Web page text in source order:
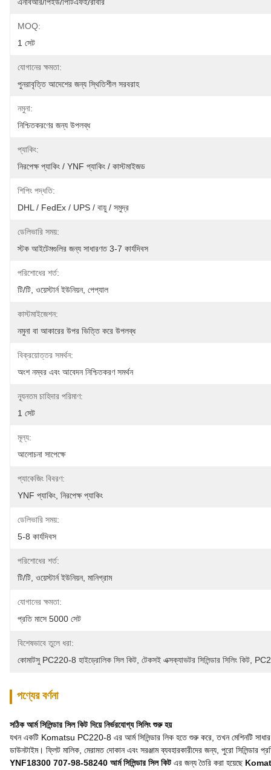
MOQ:
1 সেট
যোগানের ক্ষমতা:
পুনরাবৃত্তি আদেশের জন্য স্থিতিশীল সরবরাহ
নমুনা:
নিশ্চিতকরণের জন্য উপলব্ধ
প্যাকিং:
নিরপেক্ষ প্যাকিং / YNF প্যাকিং / কাস্টমাইজড
শিপিং পদ্ধতি:
DHL / FedEx / UPS / বায়ু / সমুদ্র
ডেলিভারি সময়:
স্টক আইটেমগুলির জন্য সাধারণত 3-7 কার্যদিবস
পরিশোধের শর্ত:
টি/টি, ওয়েস্টার্ন ইউনিয়ন, পেপ্যাল
কাস্টমাইজেশন:
নমুনা বা আকারের উপর ভিত্তি করে উপলব্ধ
বিক্রয়োত্তর সমর্থন:
অংশ নম্বর এবং আবেদন নিশ্চিতকরণ সমর্থন
ন্যূনতম চাহিদার পরিমাণ:
1 সেট
মূল্য:
আলোচনা সাপেক্ষে
প্যাকেজিং বিবরণ:
YNF প্যাকিং, নিরপেক্ষ প্যাকিং
ডেলিভারি সময়:
5-8 কার্যদিবস
পরিশোধের শর্ত:
টি/টি, ওয়েস্টার্ন ইউনিয়ন, মানিগ্রাম
যোগানের ক্ষমতা:
প্রতি মাসে 5000 সেট
বিশেষভাবে তুলে ধরা:
কোমাটসু PC220-8 হাইড্রোলিক সিল কিট টেকসই এক্সক্যাভটর সিলিন্ডার সিলিং কিট
পণ্যের বর্ণনা
সঠিক আর্ম সিলিন্ডার সিল কিট দিয়ে নির্ভরযোগ্য সিলিং শুরু হয়
যখন একটি Komatsu PC220-8 এর আর্ম সিলিন্ডার লিক হতে শুরু করে, তখন মেশিনটি
ডাউনটাইম। ফ্লিট মালিক, মেরামত দোকান এবং সরঞ্জাম ব্যবহারকারীদের জন্য, পুরো সিলিন্ডার
YNF18300 707-98-58240 আর্ম সিলিন্ডার সিল কিটএর জন্য তৈরি করা হয়েছে